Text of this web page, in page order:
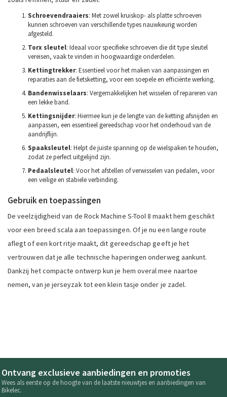
Schroevendraaiers: Met zowel kruiskop- als platte schroeven
kunnen schroeven van verschillende types nauwkeurig worden
afgesteld.
Torx sleutel: Ideaal voor specifieke schroeven die dit type sleutel
vereisen, vaak te vinden in hoogwaardige onderdelen.
Kettingtrekker: Essentieel voor het maken van aanpassingen en
reparaties aan de fietsketting, voor een soepele en efficiënte werking.
Bandenwisselaars: Vergemakkelijken het wisselen of repareren van
een lekke band.
Kettingsnijder: Hiermee kun je de lengte van de ketting afsnijden en
aanpassen, een essentieel gereedschap voor het onderhoud van de
aandrijflijn.
Spaaksleutel: Helpt de juiste spanning op de wielspaken te houden,
zodat ze perfect uitgelijnd zijn.
Pedaalsleutel: Voor het afstellen of verwisselen van pedalen, voor
een veilige en stabiele verbinding.
Gebruik en toepassingen
De veelzijdigheid van de Rock Machine S-Tool 8 maakt hem geschikt
voor een breed scala aan toepassingen. Of je nu een lange route
aflegt of een kort ritje maakt, dit gereedschap geeft je het
vertrouwen dat je alle technische haperingen onderweg aankunt.
Dankzij het compacte ontwerp kun je hem overal mee naartoe
nemen, van je jerseyzak tot een klein tasje onder je zadel.
Ontvang exclusieve aanbiedingen en promoties
Wees als eerste op de hoogte van de laatste nieuwtjes en aanbiedingen van
Bikelec.